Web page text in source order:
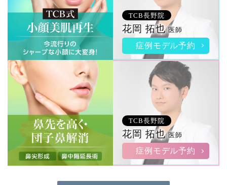
TCB長野院
花岡 拓也医師
症例モデル予約
TCB長野院
花岡 拓也医師
症例モデル予約